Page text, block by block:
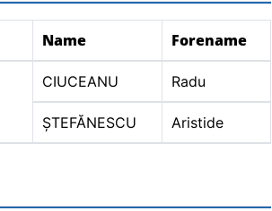
Name Forename
CIUCEANU Radu
ȘTEFĂNESCU Aristide